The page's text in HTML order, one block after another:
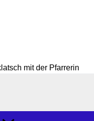
mit der Pfarrerin